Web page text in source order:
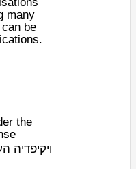
many
be
the